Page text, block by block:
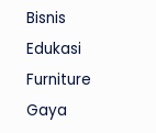
Bisnis
Edukasi
Furniture
Gaya